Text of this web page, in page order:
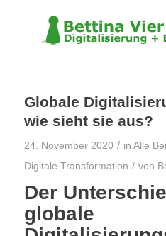
Globale
wie sieht sie aus?
24. November 2020 / in Alle
Digitale Transformation / von
Der
globale